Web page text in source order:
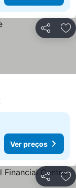
Partilhar
Ver preços
Partilhar